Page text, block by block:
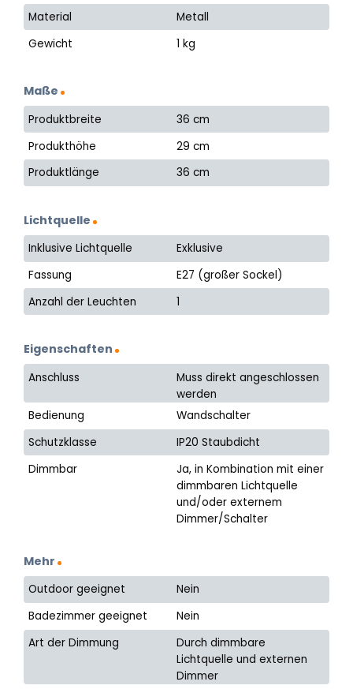
Material
Metall
Gewicht
1 kg
Maße
Produktbreite
36 cm
Produkthöhe
29 cm
Produktlänge
36 cm
Lichtquelle
Inklusive Lichtquelle
Exklusive
Fassung
E27 (großer Sockel)
Anzahl der Leuchten
1
Eigenschaften
Anschluss
Muss direkt angeschlossen
werden
Bedienung
Wandschalter
Schutzklasse
IP20 Staubdicht
Dimmbar
Ja, in Kombination mit einer
dimmbaren Lichtquelle
und/oder externem
Dimmer/Schalter
Mehr
Outdoor geeignet
Nein
Badezimmer geeignet
Nein
Art der Dimmung
Durch dimmbare
Lichtquelle und externen
Dimmer